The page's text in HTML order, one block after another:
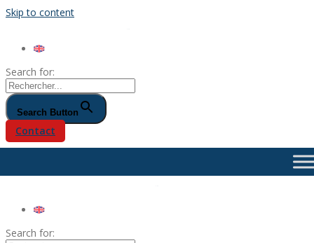
Skip to content
Search for:
Search Button
Contact
Search for: